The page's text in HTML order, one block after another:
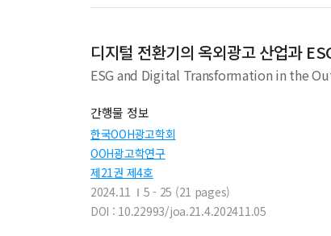
디지털 전환기의 옥외광고 산업과
ESG and Digital Transformation in the
간행물 정보
한국OOH광고학회
OOH광고학연구
제21권 제4호
2024.11
5 - 25 (21 pages)
DOI : 10.22993/joa.21.4.202411.05